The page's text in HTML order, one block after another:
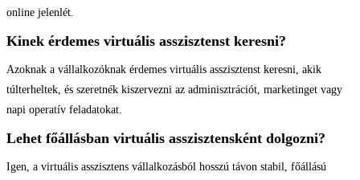
online jelenlét.
Kinek érdemes virtuális asszisztenst keresni?
Azoknak a vállalkozóknak érdemes virtuális asszisztenst keresni, akik
túlterheltek, és szeretnék kiszervezni az adminisztrációt, marketinget vagy
napi operatív feladatokat.
Lehet főállásban virtuális asszisztensként dolgozni?
Igen, a virtuális asszisztens vállalkozásból hosszú távon stabil, főállású